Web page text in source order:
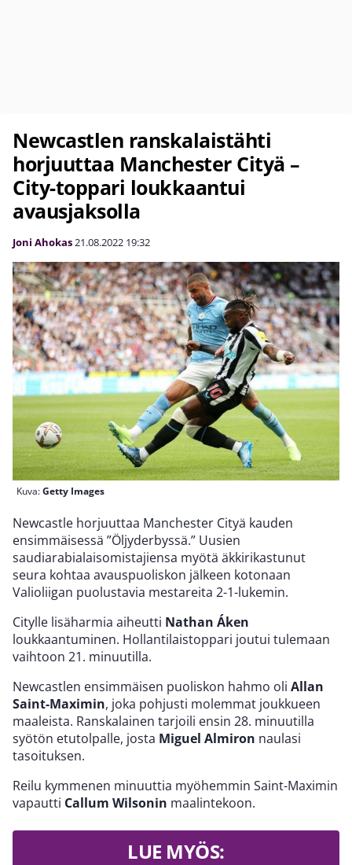
Newcastlen ranskalaistähti
horjuuttaa Manchester Cityä –
City-toppari loukkaantui
avausjaksolla
Joni Ahokas21.08.2022 19:32
Kuva:Getty Images
Newcastle horjuuttaa Manchester Cityä kauden
ensimmäisessä ”Öljyderbyssä.” Uusien
saudiarabialaisomistajiensa myötä äkkirikastunut
seura kohtaa avauspuoliskon jälkeen kotonaan
Valioliigan puolustavia mestareita 2-1-lukemin.
Citylle lisäharmia aiheutti Nathan Áken
loukkaantuminen. Hollantilaistoppari joutui tulemaan
vaihtoon 21. minuutilla.
Newcastlen ensimmäisen puoliskon hahmo oli Allan
Saint-Maximin, joka pohjusti molemmat joukkueen
maaleista. Ranskalainen tarjoili ensin 28. minuutilla
syötön etutolpalle, josta Miguel Almiron naulasi
tasoituksen.
Reilu kymmenen minuuttia myöhemmin Saint-Maximin
vapautti Callum Wilsonin maalintekoon.
LUE MYÖS: